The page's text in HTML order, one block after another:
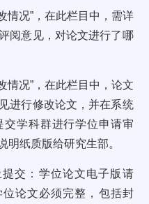
况”，在此栏目中，需详
阅意见，对论文进行了哪
况”，在此栏目中，论文
进行修改论文，并在系统
学科群进行学位申请审
明纸质版给研究生部。
交：学位论文电子版请
位论文必须完整，包括封